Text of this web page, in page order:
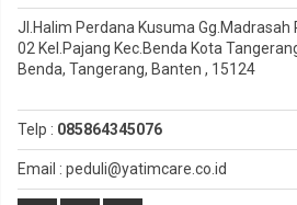
Jl.Halim Perdana Kusuma Gg.Madrasah
02 Kel.Pajang Kec.Benda Kota
Benda, Tangerang, Banten , 15124
Telp : 085864345076
Email : peduli@yatimcare.co.id